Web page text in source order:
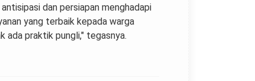
dan persiapan menghadapi
yang terbaik kepada warga
ada praktik pungli," tegasnya.